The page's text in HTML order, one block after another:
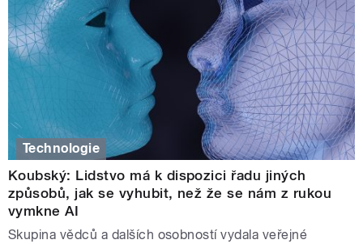
Technologie
Koubský: Lidstvo má k dispozici řadu jiných
způsobů, jak se vyhubit, než že se nám z rukou
vymkne AI
Skupina vědců a dalších osobností vydala veřejné